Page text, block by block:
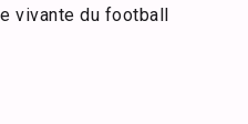
vivante du football